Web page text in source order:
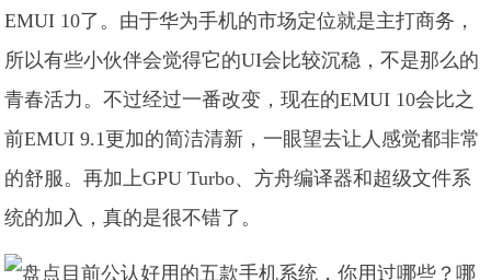
EMUI 10了。由于华为手机的市场定位就是主打商务，
所以有些小伙伴会觉得它的UI会比较沉稳，不是那么的
青春活力。不过经过一番改变，现在的EMUI 10会比之
前EMUI 9.1更加的简洁清新，一眼望去让人感觉都非常
的舒服。再加上GPU Turbo、方舟编译器和超级文件系
统的加入，真的是很不错了。